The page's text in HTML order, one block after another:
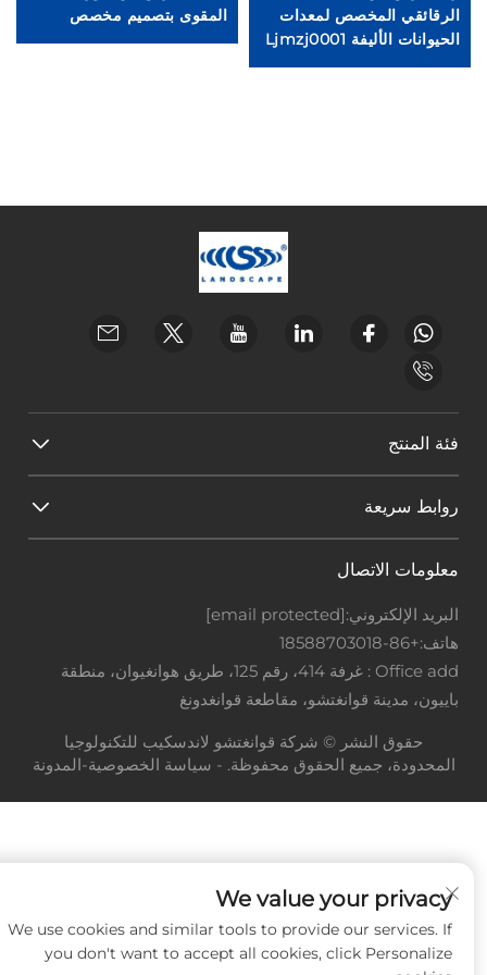
الرقائقي المخصص لمعدات
الحيوانات الأليفة Ljmzj0001
المقوى بتصميم مخصص
فئة المنتج
روابط سريعة
معلومات الاتصال
البريد الإلكتروني:[email protected]
هاتف:+86-18588703018
Office add : غرفة 414، رقم 125، طريق هوانغيوان، منطقة
باييون، مدينة قوانغتشو، مقاطعة قوانغدونغ
حقوق النشر © شركة قوانغتشو لاندسكيب للتكنولوجيا
المحدودة، جميع الحقوق محفوظة. - سياسة الخصوصية-المدونة
We value your privacy
We use cookies and similar tools to provide our services. If
you don't want to accept all cookies, click Personalize